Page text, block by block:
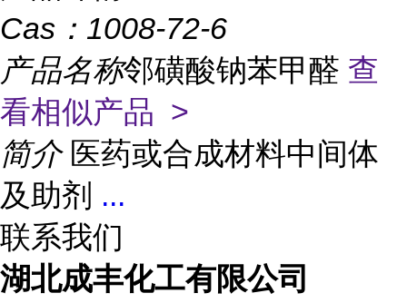
Cas： 1008-72-6
产品名称邻磺酸钠苯甲醛 查
看相似产品 >
简介 医药或合成材料中间体
及助剂 ...
联系我们
湖北成丰化工有限公司